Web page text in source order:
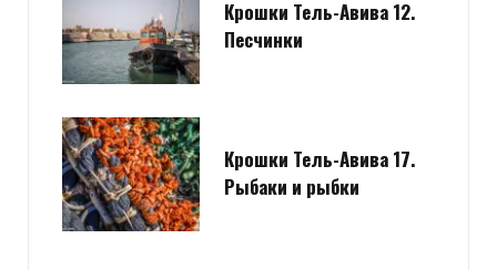
Крошки Тель-Авива 12.
Песчинки
Крошки Тель-Авива 17.
Рыбаки и рыбки